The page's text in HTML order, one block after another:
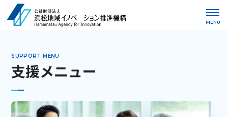
MENU
SUPPORT MENU
支援メニュー